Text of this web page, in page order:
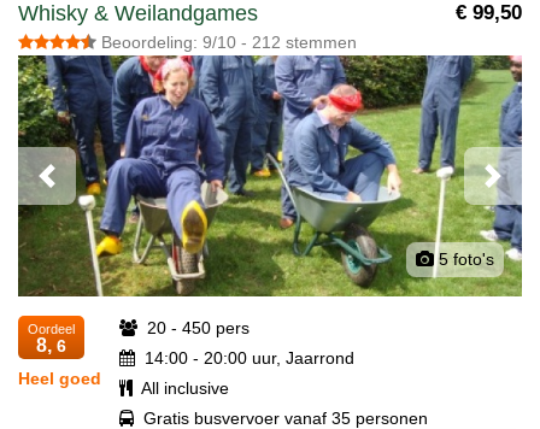
Whisky & Weilandgames € 99,50
Beoordeling: 9/10 - 212 stemmen
5 foto's
Previous Next
Oordeel
8, 6
Heel goed
20 - 450 pers
14:00 - 20:00 uur, Jaarrond
All inclusive
Gratis busvervoer vanaf 35 personen